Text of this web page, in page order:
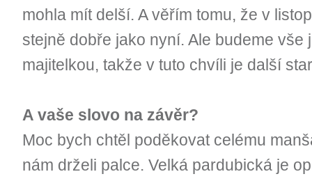
mohla mít delší. A věřím tomu, že v
stejně dobře jako nyní. Ale budeme vše
majitelkou, takže v tuto chvíli je další
A vaše slovo na závěr?
Moc bych chtěl poděkovat celému
nám drželi palce. Velká pardubická je